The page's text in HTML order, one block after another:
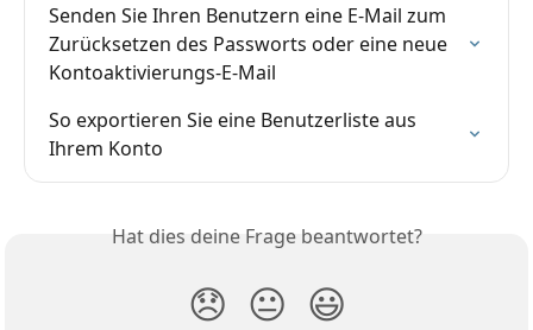
Senden Sie Ihren Benutzern eine E-Mail zum
Zurücksetzen des Passworts oder eine neue
Kontoaktivierungs-E-Mail
So exportieren Sie eine Benutzerliste aus
Ihrem Konto
Hat dies deine Frage beantwortet?
😞 😐 😃